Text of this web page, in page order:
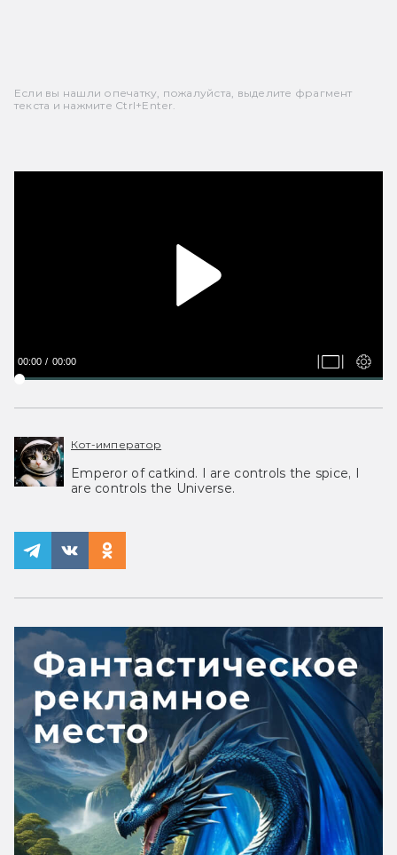
Если вы нашли опечатку, пожалуйста, выделите фрагмент
текста и нажмите Ctrl+Enter.
00:00 00:00
Кот-император
Emperor of catkind. I are controls the spice, I
are controls the Universe.